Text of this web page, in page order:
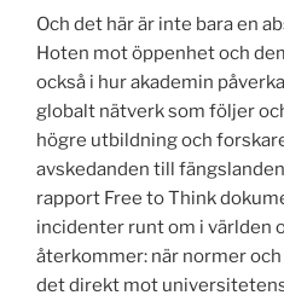
Och det här är inte bara en
Hoten mot öppenhet och
också i hur akademin
globalt nätverk som följer
högre utbildning och
avskedanden till
rapport Free to Think
incidenter runt om i världen
återkommer: när normer
det direkt mot